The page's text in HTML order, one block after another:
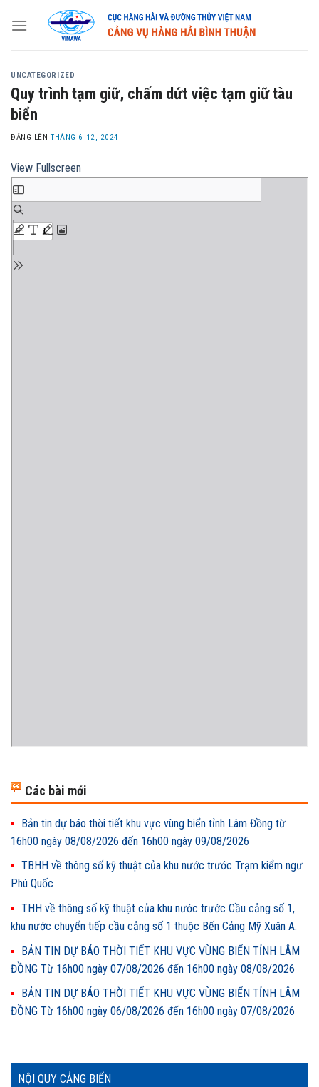
NỘI QUY CẢNG BIỂN
UNCATEGORIZED
Quy trình tạm giữ, chấm dứt việc tạm giữ tàu
biển
ĐĂNG LÊNTHÁNG 6 12, 2024
View Fullscreen
Các bài mới
Bản tin dự báo thời tiết khu vực vùng biển tỉnh Lâm Đồng từ
16h00 ngày 08/08/2026 đến 16h00 ngày 09/08/2026
TBHH về thông số kỹ thuật của khu nước trước Trạm kiểm ngư
Phú Quốc
THH về thông số kỹ thuật của khu nước trước Cầu cảng số 1,
khu nước chuyển tiếp cầu cảng số 1 thuộc Bến Cảng Mỹ Xuân A.
BẢN TIN DỰ BÁO THỜI TIẾT KHU VỰC VÙNG BIỂN TỈNH LÂM
ĐỒNG Từ 16h00 ngày 07/08/2026 đến 16h00 ngày 08/08/2026
BẢN TIN DỰ BÁO THỜI TIẾT KHU VỰC VÙNG BIỂN TỈNH LÂM
ĐỒNG Từ 16h00 ngày 06/08/2026 đến 16h00 ngày 07/08/2026